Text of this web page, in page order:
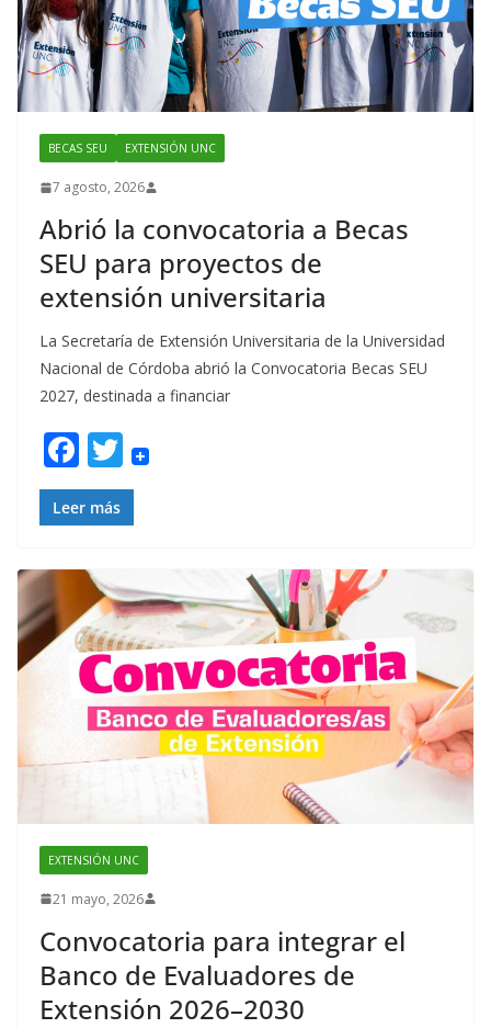
BECAS SEU EXTENSIÓN UNC
7 agosto, 2026
Abrió la convocatoria a Becas
SEU para proyectos de
extensión universitaria
La Secretaría de Extensión Universitaria de la Universidad
Nacional de Córdoba abrió la Convocatoria Becas SEU
2027, destinada a financiar
F
ac
e
o
o
k
T
w
itt
Leer más
EXTENSIÓN UNC
21 mayo, 2026
Convocatoria para integrar el
Banco de Evaluadores de
Extensión 2026–2030